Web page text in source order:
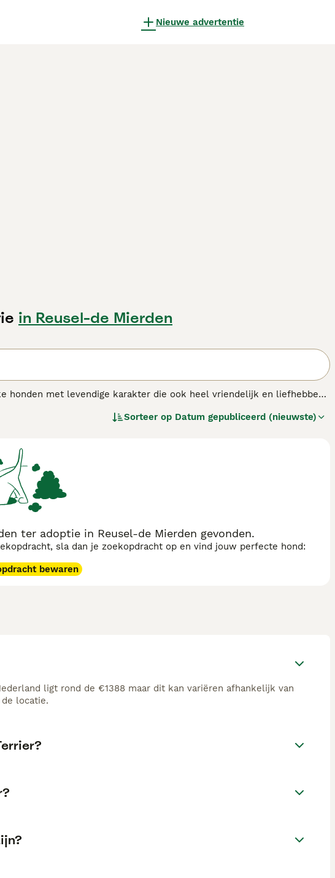
Nieuwe advertentie
in Reusel-de Mierden
honden met levendige karakter die ook heel vriendelijk en liefhebbend
populair zijn in hun geboorteland Rusland.
Sorteer op Datum gepubliceerd (nieuwste)
ter adoptie in Reusel-de Mierden gevonden.
sla dan je zoekopdracht op en vind jouw perfecte hond:
bewaren
ligt rond de €1388 maar dit kan variëren afhankelijk van
locatie.